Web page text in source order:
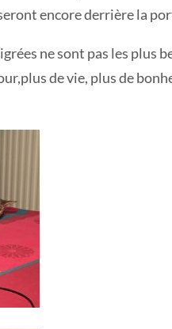
encore derrière la
ne sont pas les plus
de vie, plus de